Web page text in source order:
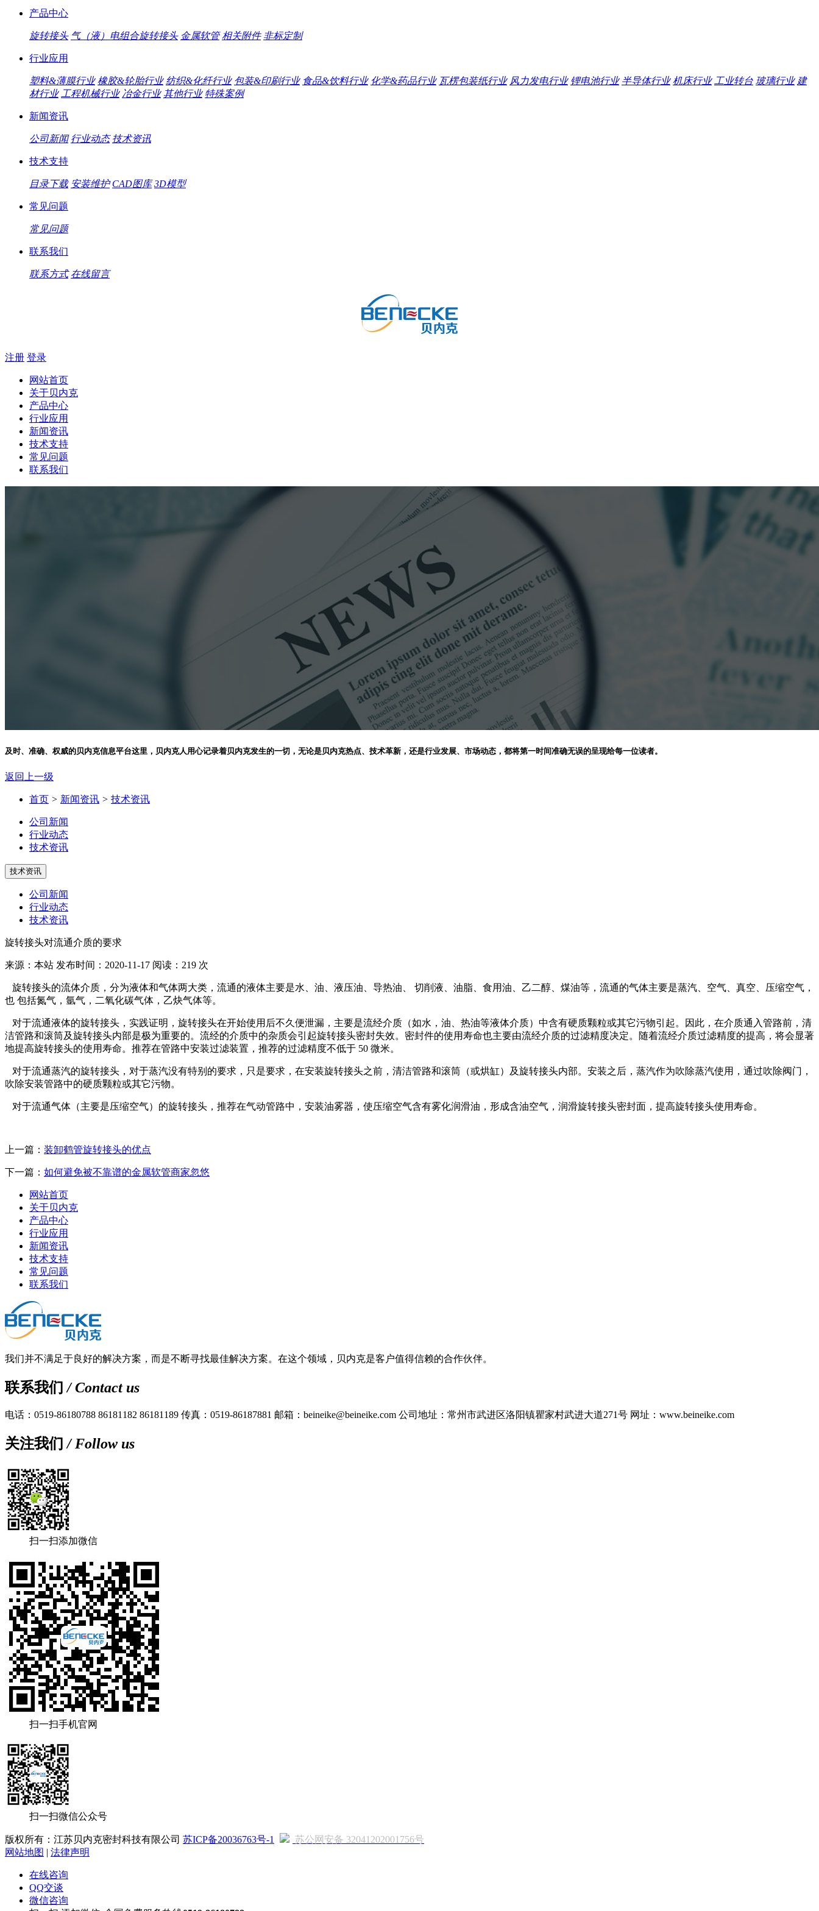
产品中心
旋转接头 气（液）电组合旋转接头 金属软管 相关附件 非标定制
行业应用
塑料&薄膜行业 橡胶&轮胎行业 纺织&化纤行业 包装&印刷行业 食品&饮料行业 化学&药品行业 瓦楞包装纸行业 风力发电行业 锂电池行业 半导体行业 机床行业 工业转台 玻璃行业 建
材行业 工程机械行业 冶金行业 其他行业 特殊案例
新闻资讯
公司新闻 行业动态 技术资讯
技术支持
目录下载 安装维护 CAD图库 3D模型
常见问题
常见问题
联系我们
联系方式 在线留言
注册 登录
网站首页
关于贝内克
产品中心
行业应用
新闻资讯
技术支持
常见问题
联系我们
及时、准确、权威的贝内克信息平台这里，贝内克人用心记录着贝内克发生的一切，无论是贝内克热点、技术革新，还是行业发展、市场动态，都将第一时间准确无误的呈现给每一位读者。
返回上一级
首页 > 新闻资讯 > 技术资讯
公司新闻
行业动态
技术资讯
技术资讯
公司新闻
行业动态
技术资讯
旋转接头对流通介质的要求
来源：本站 发布时间：2020-11-17 阅读：219 次
旋转接头的流体介质，分为液体和气体两大类，流通的液体主要是水、油、液压油、导热油、 切削液、油脂、食用油、乙二醇、煤油等，流通的气体主要是蒸汽、空气、真空、压缩空气，
也 包括氮气，氩气，二氧化碳气体，乙炔气体等。
对于流通液体的旋转接头，实践证明，旋转接头在开始使用后不久便泄漏，主要是流经介质（如水，油、热油等液体介质）中含有硬质颗粒或其它污物引起。因此，在介质通入管路前，清
洁管路和滚筒及旋转接头内部是极为重要的。流经的介质中的杂质会引起旋转接头密封失效。密封件的使用寿命也主要由流经介质的过滤精度决定。随着流经介质过滤精度的提高，将会显著
地提高旋转接头的使用寿命。推荐在管路中安装过滤装置，推荐的过滤精度不低于 50 微米。
对于流通蒸汽的旋转接头，对于蒸汽没有特别的要求，只是要求，在安装旋转接头之前，清洁管路和滚筒（或烘缸）及旋转接头内部。安装之后，蒸汽作为吹除蒸汽使用，通过吹除阀门，
吹除安装管路中的硬质颗粒或其它污物。
对于流通气体（主要是压缩空气）的旋转接头，推荐在气动管路中，安装油雾器，使压缩空气含有雾化润滑油，形成含油空气，润滑旋转接头密封面，提高旋转接头使用寿命。
上一篇： 装卸鹤管旋转接头的优点
下一篇： 如何避免被不靠谱的金属软管商家忽悠
网站首页
关于贝内克
产品中心
行业应用
新闻资讯
技术支持
常见问题
联系我们
我们并不满足于良好的解决方案，而是不断寻找最佳解决方案。在这个领域，贝内克是客户值得信赖的合作伙伴。
联系我们 / Contact us
电话：0519-86180788 86181182 86181189 传真：0519-86187881 邮箱：beineike@beineike.com 公司地址：常州市武进区洛阳镇瞿家村武进大道271号 网址：www.beineike.com
关注我们 / Follow us
扫一扫添加微信
扫一扫手机官网
扫一扫微信公众号
版权所有：江苏贝内克密封科技有限公司 苏ICP备20036763号-1
苏公网安备 32041202001756号
网站地图 | 法律声明
在线咨询
QQ交谈
微信咨询